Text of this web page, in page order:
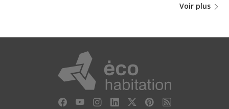
Voir plus